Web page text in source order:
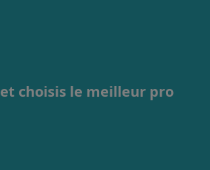
choisis le meilleur pro